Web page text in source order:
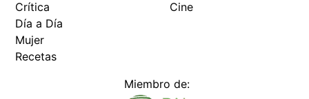
Crítica
Día a Día
Mujer
Recetas
Cine
Miembro de: